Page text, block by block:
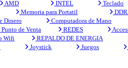
AMD INTEL Teclado
Memoria para Portatil
Dinero Computadora de Mano
de Venta REDES
Wifi REPALDO DE ENERGIA
Joystick Juegos